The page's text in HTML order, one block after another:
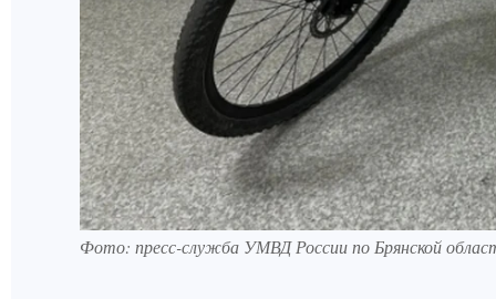
Фото: пресс-служба УМВД России по Брянской